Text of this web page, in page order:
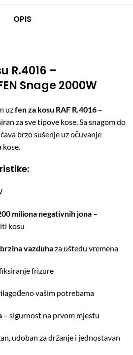
OPIS
R.4016 –
Snage 2000W
uzfen za kosu RAF R.4016 –
za sve tipove kose. Sa snagom do
brzo sušenje uz očuvanje
kose.
miliona negativnih jona –
kosu
vazduhaza uštedu vremena
frizure
vašim potrebama
– sigurnost na prvom mjestu
udoban za držanje i jednostavan